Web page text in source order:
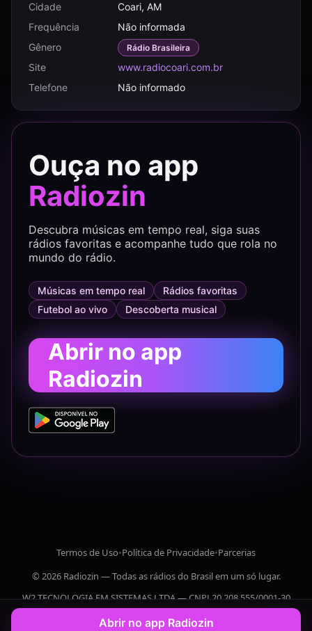
Cidade
Coari, AM
Frequência
Não informada
Gênero
Rádio Brasileira
Site
www.radiocoari.com.br
Telefone
Não informado
Ouça no app
Radiozin
Descubra músicas em tempo real, siga suas
rádios favoritas e acompanhe tudo que rola no
mundo do rádio.
Músicas em tempo real
Rádios favoritas
Futebol ao vivo
Descoberta musical
Abrir no app
Radiozin
Termos de Uso•Política de Privacidade•Parcerias
© 2026 Radiozin — Todas as rádios do Brasil em um só lugar.
W2 TECNOLOGIA EM SISTEMAS LTDA — CNPJ 20.208.555/0001-30
Abrir no app Radiozin